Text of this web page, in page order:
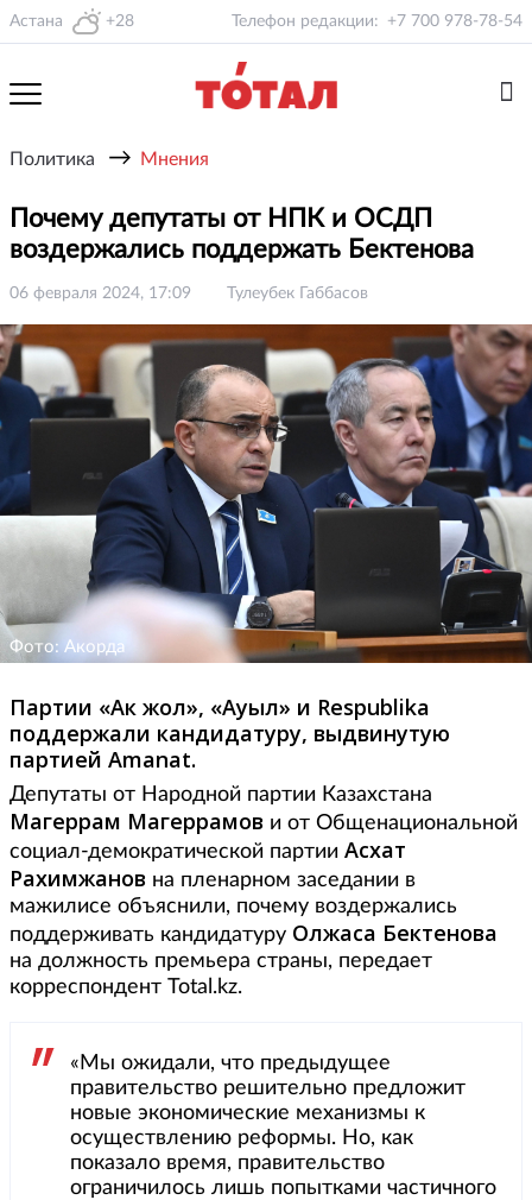
Астана +28 Телефон редакции: +7 700 978-78-54
Политика → Мнения
Почему депутаты от НПК и ОСДП
воздержались поддержать Бектенова
06 февраля 2024, 17:09 Тулеубек Габбасов
Фото: Акорда
Партии «Ак жол», «Ауыл» и Respublika
поддержали кандидатуру, выдвинутую
партией Amanat.
Депутаты от Народной партии Казахстана
Магеррам Магеррамов и от Общенациональной
социал-демократической партии Асхат
Рахимжанов на пленарном заседании в
мажилисе объяснили, почему воздержались
поддерживать кандидатуру Олжаса Бектенова
на должность премьера страны, передает
корреспондент Total.kz.
«Мы ожидали, что предыдущее
правительство решительно предложит
новые экономические механизмы к
осуществлению реформы. Но, как
показало время, правительство
ограничилось лишь попытками частичного